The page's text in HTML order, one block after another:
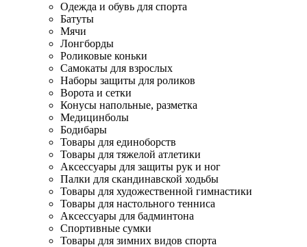
Одежда и обувь для спорта
Батуты
Мячи
Лонгборды
Роликовые коньки
Самокаты для взрослых
Наборы защиты для роликов
Ворота и сетки
Конусы напольные, разметка
Медицинболы
Бодибары
Товары для единоборств
Товары для тяжелой атлетики
Аксессуары для защиты рук и ног
Палки для скандинавской ходьбы
Товары для художественной гимнастики
Товары для настольного тенниса
Аксессуары для бадминтона
Спортивные сумки
Товары для зимних видов спорта